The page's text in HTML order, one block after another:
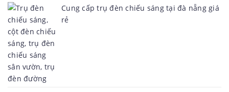
Cung cấp trụ đèn chiếu sáng tại đà nẵng giá
rẻ